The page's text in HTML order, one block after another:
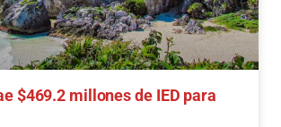
$469.2 millones de IED para